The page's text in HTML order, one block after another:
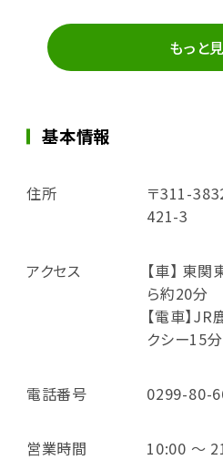
もっと
基本情報
住所
〒311-
421-3
アクセス
【車】 東
ら約20分
【電車】JR
クシー15分
電話番号 0299-80-
営業時間 10:00 ～